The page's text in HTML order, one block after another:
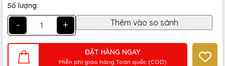
Số lượng:
- +
ĐẶT HÀNG NGAY
Miễn phí giao hàng Toàn quốc (COD)